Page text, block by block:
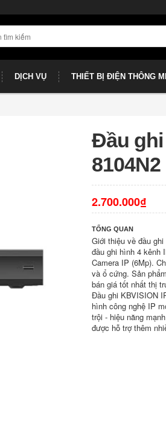
DỊCH VỤ THIẾT BỊ ĐIỆN THÔNG
Đầu
8104N2
2.700.000₫
TỔNG QUAN
Giới thiệu về đầu
đầu ghi hình 4 kênh
Camera IP (6Mp).
và ổ cứng. Sản
bán giá tốt nhất thị
Đầu ghi KBVISION
hình công nghệ IP
trội - hiệu năng
được hỗ trợ thêm